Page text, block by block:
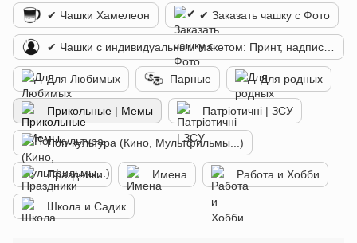
✔ Чашки Хамелеон ✔ Заказать чашку с Фото
Для Любимых Парные Для родных
Прикольные | Мемы Патріотичні | ЗСУ
Поп-культура (Кино, Мультфильмы...)
Праздники Имена Работа и Хобби
Школа и Садик